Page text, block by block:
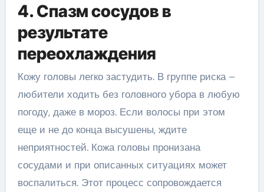
4. Спазм сосудов в
результате
переохлаждения
Кожу головы легко застудить. В группе риска –
любители ходить без головного убора в любую
погоду, даже в мороз. Если волосы при этом
еще и не до конца высушены, ждите
неприятностей. Кожа головы пронизана
сосудами и при описанных ситуациях может
воспалиться. Этот процесс сопровождается